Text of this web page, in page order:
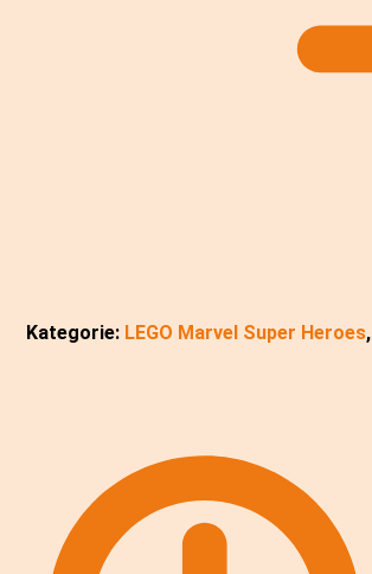
Kategorie: LEGO Marvel Super Heroes,